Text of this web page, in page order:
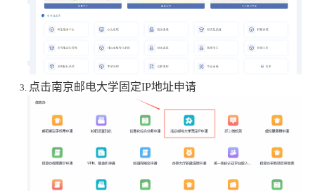
点击南京邮电大学固定IP地址申请